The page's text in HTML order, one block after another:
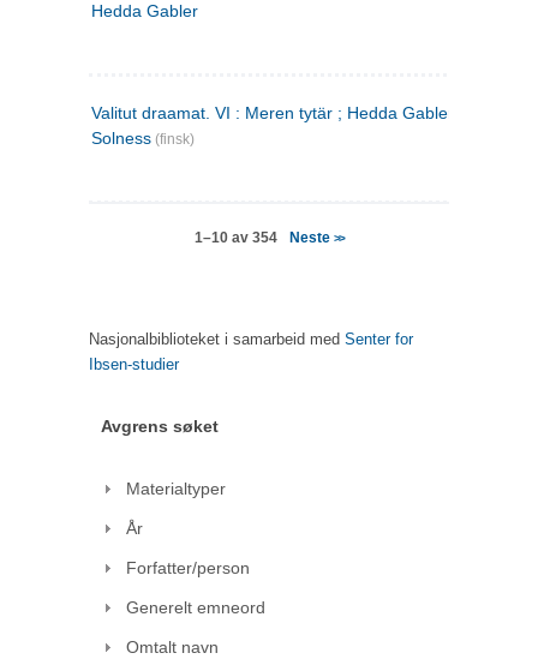
Hedda Gabler
Valitut draamat. VI : Meren tytär ; Hedda Gabler ;
Solness (finsk)
1–10 av 354 Neste >>
Nasjonalbiblioteket i samarbeid med Senter for
Ibsen-studier
Avgrens søket
Materialtyper
År
Forfatter/person
Generelt emneord
Omtalt navn